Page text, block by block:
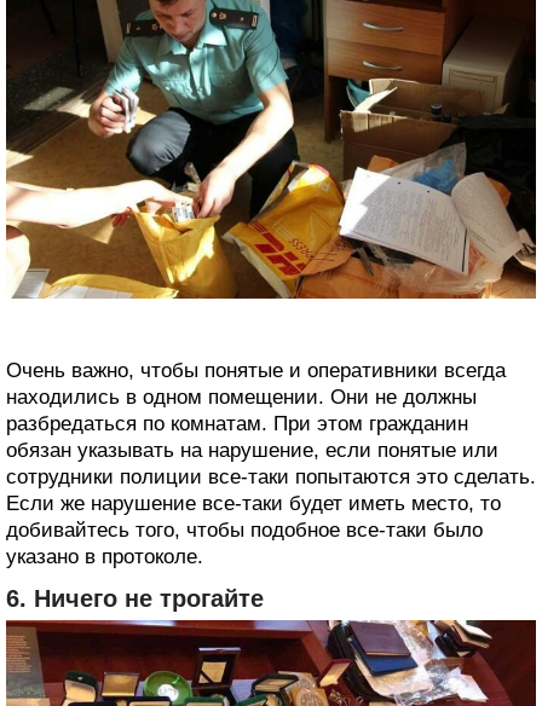
Очень важно, чтобы понятые и оперативники всегда
находились в одном помещении. Они не должны
разбредаться по комнатам. При этом гражданин
обязан указывать на нарушение, если понятые или
сотрудники полиции все-таки попытаются это сделать.
Если же нарушение все-таки будет иметь место, то
добивайтесь того, чтобы подобное все-таки было
указано в протоколе.
6. Ничего не трогайте